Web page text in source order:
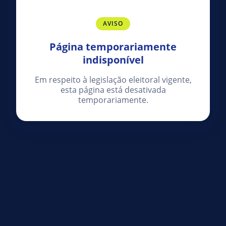
AVISO
Página temporariamente
indisponível
Em respeito à legislação eleitoral vigente,
esta página está desativada
temporariamente.